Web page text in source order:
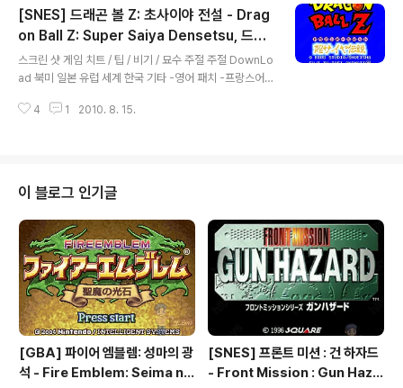
D] 드래곤 나이트 3 - Dragon Knight III -ドラゴンナ
イトIII [PC엔진/CD-ROM] - [PCE-CD] 드래곤 나이트
2 - Dragon Knight II - ドラゴンナイトII [컴퓨터/RP
G] - [고전게임] 드래곤 나이트4 -젠타의 기사4 [컴퓨터/
[SNES] 드래곤 볼 Z: 초사이야 전설 - Drag
on Ball Z: Super Saiya Densetsu, 드래
곤 볼 Z 초 사이야인 전설 - ドラゴンボール
Z スーパー 超サイヤ伝説
스크린 샷 게임 치트 / 팁 / 비기 / 묘수 주절 주절 DownLo
ad 북미 일본 유럽 세계 한국 기타 -영어 패치 -프랑스어
보 더 보기 / 링크 관련 게임 / 다른 플랫폼 게임 [슈퍼패미
G] - [SNES] 드래곤 볼 Z - 초오공전 - 돌격편 : Dragon
Ball Z - Super Gokuu Den - Totsugeki Hen, ドラ
ゴンボールZ 超悟空伝 突撃編 [슈퍼패미컴/액션/아케
이드] - [SNES] 드래곤 볼 Z : 초무투전 - Dr..
4 1 2010. 8. 15.
이 블로그 인기글
[GBA] 파이어 엠블렘: 성마의 광
석 - Fire Emblem: Seima no
[SNES] 프론트 미션 : 건 하자드
- Front Mission : Gun Haza